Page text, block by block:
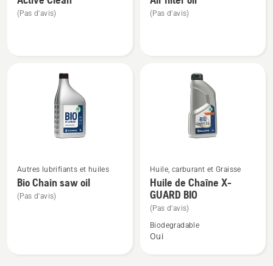
de
détails
(Pas d'avis)
de
détails
(Pas d'avis)
Voir
plus
de
Autres lubrifiants et huiles
Bio Chain saw oil
(Pas d'avis)
Voir
plus
de
détails
sur
Huile
Huile, carburant et Graisse
Huile de Chaîne X-
GUARD BIO
(Pas d'avis)
Biodegradable
Oui